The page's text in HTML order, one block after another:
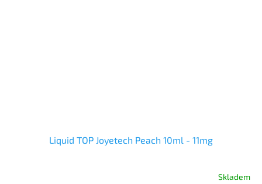
Liquid TOP Joyetech Peach 10ml - 11mg
Skladem